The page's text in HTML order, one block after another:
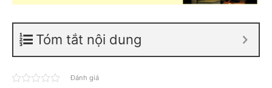
Tóm tắt nội dung
Đánh giá